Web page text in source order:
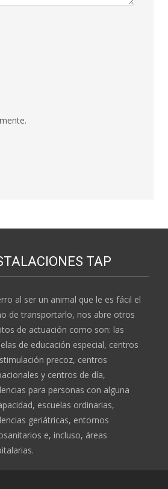
TAP
al ser un animal que le es fácil el
de transportarlo, nos abre otros
de actuación como son: las
de educación especial, centros
precoz, centros
y centros de día,
para personas con alguna
escuelas ordinarias,
geriátricas, entornos
e, incluso, áreas